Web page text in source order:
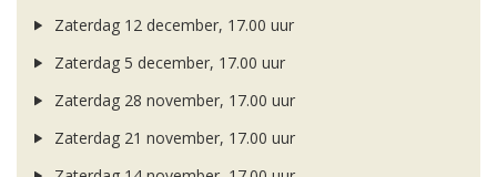
Zaterdag 12 december, 17.00 uur
Zaterdag 5 december, 17.00 uur
Zaterdag 28 november, 17.00 uur
Zaterdag 21 november, 17.00 uur